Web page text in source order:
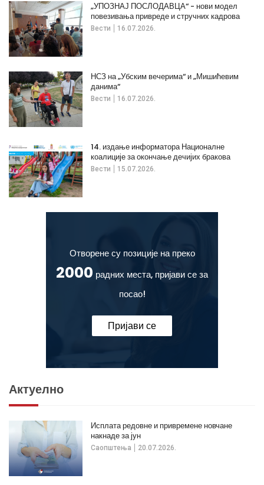
Вести 16.07.2026.
„УПОЗНАЈ ПОСЛОДАВЦА“ - нови модел
повезивања привреде и стручних кадрова
Вести 16.07.2026.
НСЗ на „Убским вечерима“ и „Мишићевим
данима“
Вести 15.07.2026.
14. издање информатора Националне
коалиције за окончање дечијих бракова
Отворене су позиције на преко
2000 радних места, пријави се за
посао!
Пријави се
Актуелно
Саопштења 20.07.2026.
Исплата редовне и привремене новчане
накнаде за јун